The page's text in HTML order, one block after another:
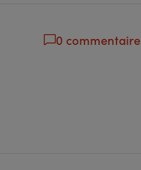
0 commentaire